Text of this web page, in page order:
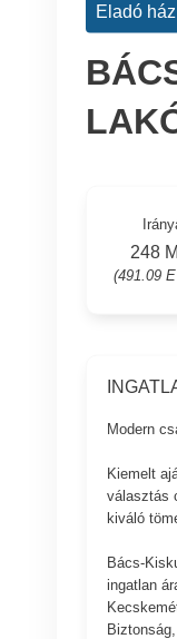
Eladó ház
248
(491.09
Modern
Kiemelt
választás
kiváló
Bács-
ingatlan